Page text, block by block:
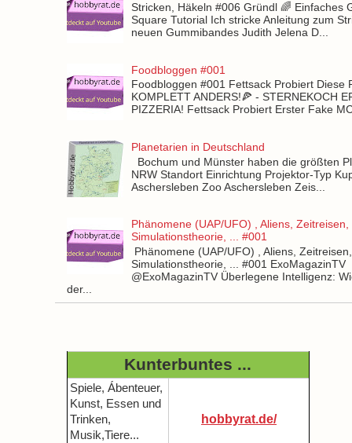
Stricken, Häkeln #006 Gründl 🌈 Einfaches
Square Tutorial Ich stricke Anleitung zum
neuen Gummibandes Judith Jelena D...
Foodbloggen #001
Foodbloggen #001 Fettsack Probiert Diese
KOMPLETT ANDERS!🍕 - STERNEKOCH
PIZZERIA! Fettsack Probiert Erster Fake
Planetarien in Deutschland
Bochum und Münster haben die größten
NRW Standort Einrichtung Projektor-Typ
Aschersleben Zoo Aschersleben Zeis...
Phänomene (UAP/UFO) , Aliens, Zeitreisen,
Simulationstheorie, ... #001
Phänomene (UAP/UFO) , Aliens, Zeitreisen,
Simulationstheorie, ... #001 ExoMagazinTV
@ExoMagazinTV Überlegene Intelligenz:
der...
Kunterbuntes ...
Spiele, Ábenteuer,
Kunst, Essen und
Trinken,
Musik,Tiere...
hobbyrat.de/